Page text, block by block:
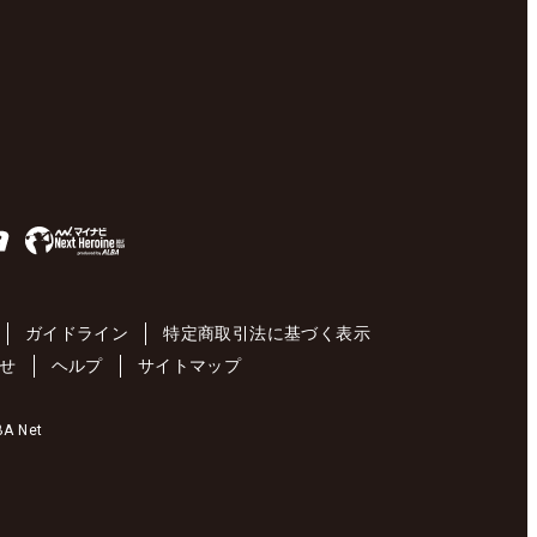
ガイドライン
特定商取引法に基づく表示
ヘルプ サイトマップ
Net